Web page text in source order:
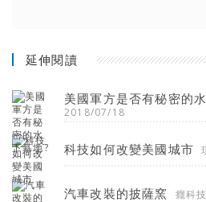
延伸閱讀
美國軍方是否有秘密的
2018/07/18
科技如何改變美國城市
汽車改裝的披薩窯 癮科技